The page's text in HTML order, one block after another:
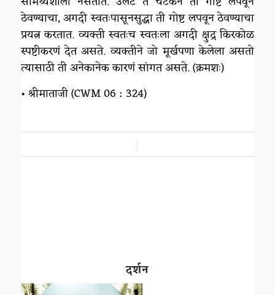
ठेवण्याचा, अगदी स्वतःपासूनसुद्धा ती गोष्ट लपवून ठेवण्याचा
प्रयत्न करतात. व्यक्ती स्वतःच स्वतःला अगदी क्षुद्र किरकोळ
स्पष्टीकरणं देत असते. व्यक्तीने जो मूर्खपणा केलेला असतो
त्यासाठी ती अनेकानेक कारणं सांगत असते. (क्रमशः)
• श्रीमाताजी (CWM 06 : 324)
दर्शन